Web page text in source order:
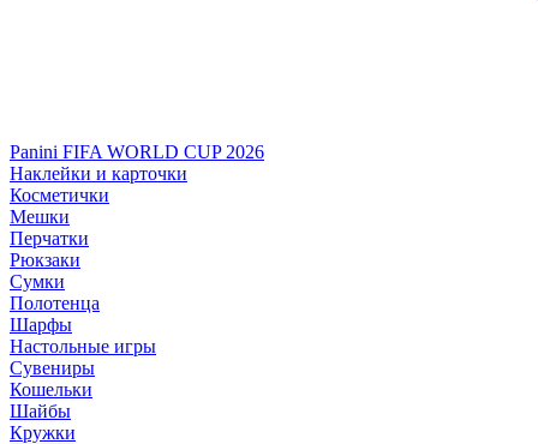
Panini FIFA WORLD CUP 2026
Наклейки и карточки
Косметички
Мешки
Перчатки
Рюкзаки
Сумки
Полотенца
Шарфы
Настольные игры
Сувениры
Кошельки
Шайбы
Кружки